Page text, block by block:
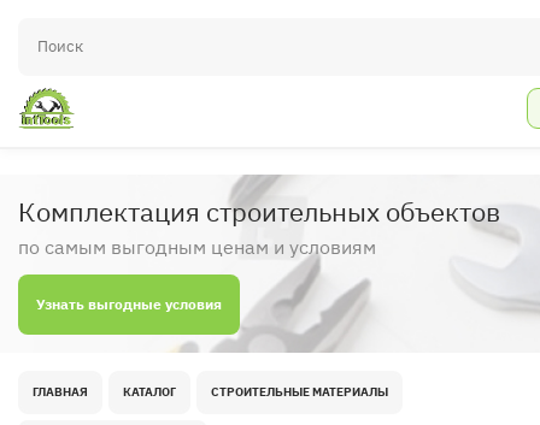
Комплектация строительных объектов
по самым выгодным ценам и условиям
Узнать выгодные условия
ГЛАВНАЯ КАТАЛОГ СТРОИТЕЛЬНЫЕ МАТЕРИАЛЫ